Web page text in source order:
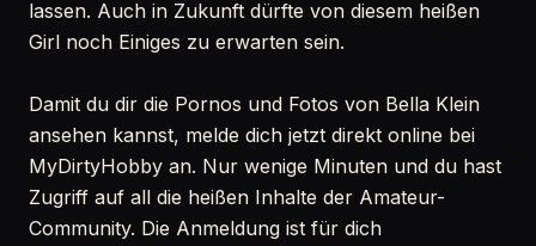
lassen. Auch in Zukunft dürfte von diesem heißen
Girl noch Einiges zu erwarten sein.
Damit du dir die Pornos und Fotos von Bella Klein
ansehen kannst, melde dich jetzt direkt online bei
MyDirtyHobby an. Nur wenige Minuten und du hast
Zugriff auf all die heißen Inhalte der Amateur-
Community. Die Anmeldung ist für dich